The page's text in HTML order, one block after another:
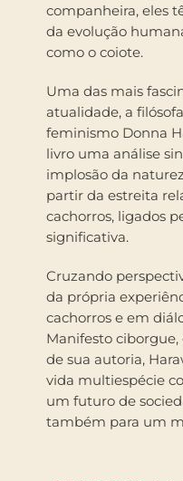
companheira, eles
da evolução
como o coiote.
Uma das mais
atualidade, a
feminismo Donna
livro uma análise
implosão da
partir da estreita
cachorros, ligados
significativa.
Cruzando
da própria
cachorros e em
Manifesto
de sua autoria,
vida multiespécie
um futuro de
também para um